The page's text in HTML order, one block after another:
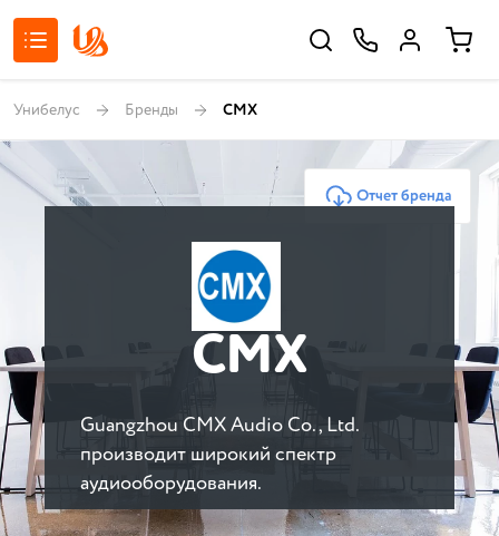
Унибелус Бренды CMX
Отчет бренда
CMX
Guangzhou CMX Audio Co., Ltd.
производит широкий спектр
аудиооборудования.